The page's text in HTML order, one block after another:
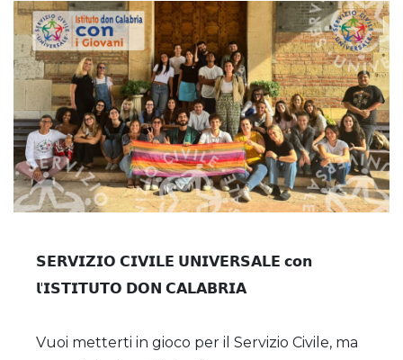
𝗦𝗘𝗥𝗩𝗜𝗭𝗜𝗢 𝗖𝗜𝗩𝗜𝗟𝗘 𝗨𝗡𝗜𝗩𝗘𝗥𝗦𝗔𝗟𝗘 𝗰𝗼𝗻
𝗹'𝗜𝗦𝗧𝗜𝗧𝗨𝗧𝗢 𝗗𝗢𝗡 𝗖𝗔𝗟𝗔𝗕𝗥𝗜𝗔
Vuoi metterti in gioco per il Servizio Civile, ma